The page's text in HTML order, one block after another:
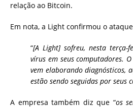
relação ao Bitcoin.
Em nota, a Light confirmou o
“[A Light] sofreu, nesta terça-
vírus em seus computadores.
vem elaborando diagnósticos,
estão sendo seguidas por seus
A empresa também diz que “os